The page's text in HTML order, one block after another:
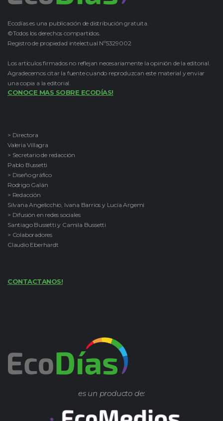
Ecodías es una publicación de distribución gratuita.
©Todos los derechos compartidos.
Registro de propiedad intelectual Nº5329002
Los artículos firmados no reflejan necesariamente la opinión de la editorial.
Agradecemos citar la fuente cuando reproduzcan este material y enviar
una copia a la editorial.
CONOCE MAS SOBRE ECODÍAS!
> Directora
Valeria Villagra
> Secretario de redacción
Pablo Bussetti
> Diseño gráfico
Rodrigo Galán
> Redacción
Silvana Angelicchio, Ivana Barrios y Lucía Argemi
> Difusión en redes sociales
Santiago Bussetti y Camila Bussetti
> Colaboradores
Claudio Eberhardt
CONTACTANOS!
es un producto de: